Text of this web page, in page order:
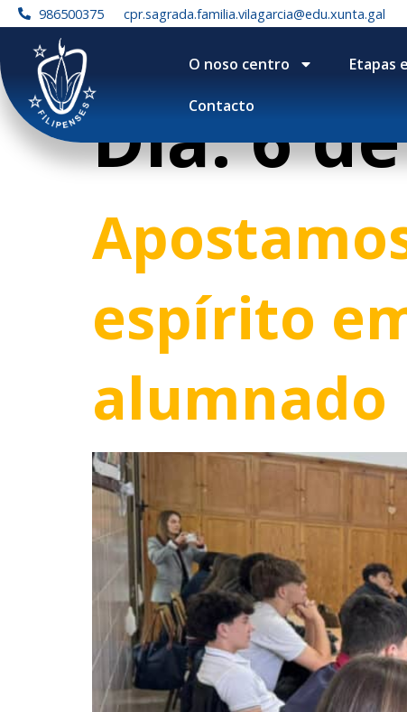
contenido986500375 cpr.sagrada.familia.vilagarcia@edu.xunta.gal
O noso centro Etapas
Contacto
Día:6
espírito
alumnado